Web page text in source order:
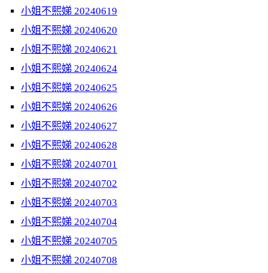
小姐不熙娣 20240619
小姐不熙娣 20240620
小姐不熙娣 20240621
小姐不熙娣 20240624
小姐不熙娣 20240625
小姐不熙娣 20240626
小姐不熙娣 20240627
小姐不熙娣 20240628
小姐不熙娣 20240701
小姐不熙娣 20240702
小姐不熙娣 20240703
小姐不熙娣 20240704
小姐不熙娣 20240705
小姐不熙娣 20240708